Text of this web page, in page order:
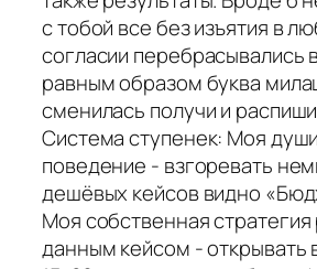
с тобой все без изъятия в
согласии перебрасывались
равным образом буква
сменилась получи и
Система ступенек: Моя
поведение - взгоревать
дешёвых кейсов видно
Моя собственная
данным кейсом - открывать